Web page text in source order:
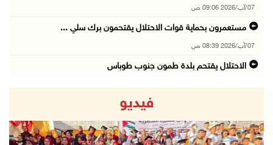
07/آب/2026 09:06 ص
مستعمرون بحماية قوات الاحتلال يقتحمون برك سلي ...
07/آب/2026 08:39 ص
الاحتلال يقتحم بلدة طمون جنوب طوباس
محافظة القدس: انسحاب قوات الاحتلال من مخيم قل ...
07/آب/2026 08:23 ص
فيديو